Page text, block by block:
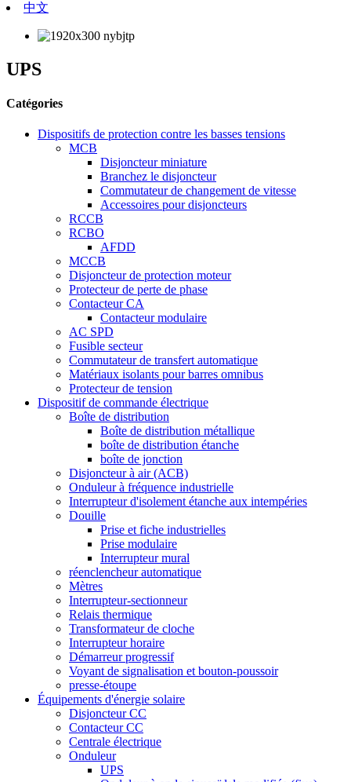
中文
UPS
Catégories
Dispositifs de protection contre les basses tensions
MCB
Disjoncteur miniature
Branchez le disjoncteur
Commutateur de changement de vitesse
Accessoires pour disjoncteurs
RCCB
RCBO
AFDD
MCCB
Disjoncteur de protection moteur
Protecteur de perte de phase
Contacteur CA
Contacteur modulaire
AC SPD
Fusible secteur
Commutateur de transfert automatique
Matériaux isolants pour barres omnibus
Protecteur de tension
Dispositif de commande électrique
Boîte de distribution
Boîte de distribution métallique
boîte de distribution étanche
boîte de jonction
Disjoncteur à air (ACB)
Onduleur à fréquence industrielle
Interrupteur d'isolement étanche aux intempéries
Douille
Prise et fiche industrielles
Prise modulaire
Interrupteur mural
réenclencheur automatique
Mètres
Interrupteur-sectionneur
Relais thermique
Transformateur de cloche
Interrupteur horaire
Démarreur progressif
Voyant de signalisation et bouton-poussoir
presse-étoupe
Équipements d'énergie solaire
Disjoncteur CC
Contacteur CC
Centrale électrique
Onduleur
UPS